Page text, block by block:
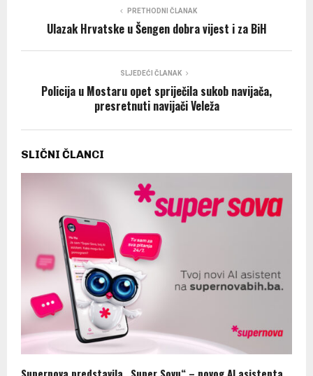
PRETHODNI ČLANAK
Ulazak Hrvatske u Šengen dobra vijest i za BiH
SLJEDEĆI ČLANAK
Policija u Mostaru opet spriječila sukob navijača,
presretnuti navijači Veleža
SLIČNI ČLANCI